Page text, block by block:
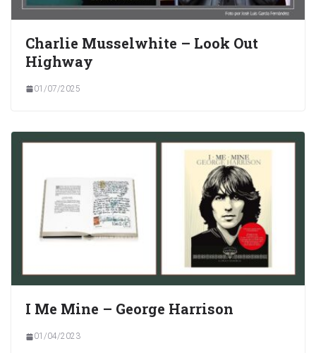
Charlie Musselwhite – Look Out
Highway
01/07/2025
I Me Mine – George Harrison
01/04/2023